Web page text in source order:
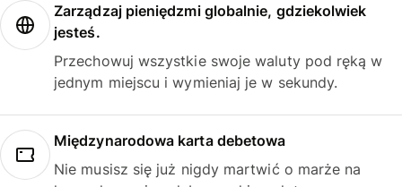
Zarządzaj pieniędzmi globalnie, gdziekolwiek
jesteś.
Przechowuj wszystkie swoje waluty pod ręką w
jednym miejscu i wymieniaj je w sekundy.
Międzynarodowa karta debetowa
Nie musisz się już nigdy martwić o marże na